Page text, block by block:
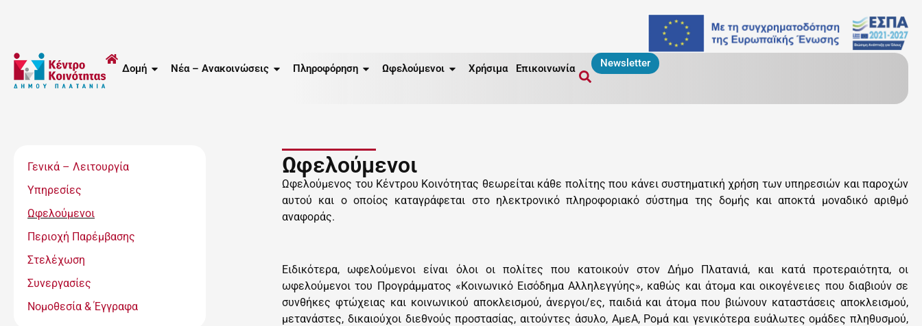
Δομή Νέα – Ανακοινώσεις Πληροφόρηση Ωφελούμενοι Χρήσιμα Επικοινωνία Newsletter
Γενικά – Λειτουργία
Υπηρεσίες
Ωφελούμενοι
Περιοχή Παρέμβασης
Στελέχωση
Συνεργασίες
Νομοθεσία & Έγγραφα
Ωφελούμενοι
Ωφελούμενος του Κέντρου Κοινότητας θεωρείται κάθε πολίτης που κάνει συστηματική χρήση των υπηρεσιών και παροχών
αυτού και ο οποίος καταγράφεται στο ηλεκτρονικό πληροφοριακό σύστημα της δομής και αποκτά μοναδικό αριθμό
αναφοράς.
Ειδικότερα, ωφελούμενοι είναι όλοι οι πολίτες που κατοικούν στον Δήμο Πλατανιά, και κατά προτεραιότητα, οι
ωφελούμενοι του Προγράμματος «Κοινωνικό Εισόδημα Αλληλεγγύης», καθώς και άτομα και οικογένειες που διαβιούν σε
συνθήκες φτώχειας και κοινωνικού αποκλεισμού, άνεργοι/ες, παιδιά και άτομα που βιώνουν καταστάσεις αποκλεισμού,
μετανάστες, δικαιούχοι διεθνούς προστασίας, αιτούντες άσυλο, ΑμεΑ, Ρομά και γενικότερα ευάλωτες ομάδες πληθυσμού,